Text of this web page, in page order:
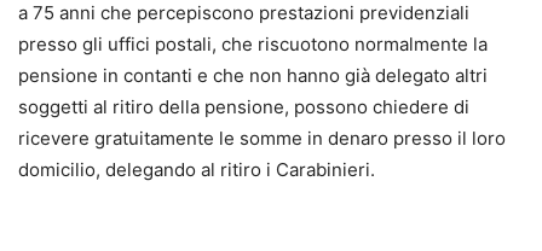
a 75 anni che percepiscono prestazioni previdenziali
presso gli uffici postali, che riscuotono normalmente la
pensione in contanti e che non hanno già delegato altri
soggetti al ritiro della pensione, possono chiedere di
ricevere gratuitamente le somme in denaro presso il loro
domicilio, delegando al ritiro i Carabinieri.